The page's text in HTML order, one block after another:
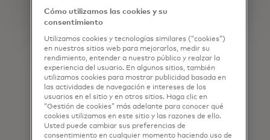
Cómo utilizamos las cookies y su
consentimiento
Utilizamos cookies y tecnologías similares (“cookies”)
en nuestros sitios web para mejorarlos, medir su
rendimiento, entender a nuestro público y realzar la
experiencia del usuario. En algunos sitios, también
utilizamos cookies para mostrar publicidad basada en
las actividades de navegación e intereses de los
usuarios en el sitio y en otros sitios. Haga clic en
“Gestión de cookies” más adelante para conocer qué
cookies utilizamos en este sitio y las razones de ello.
Usted puede cambiar sus preferencias de
consentimiento en cualquier momento haciendo uso de